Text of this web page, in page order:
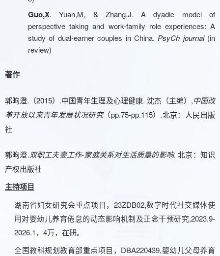
Guo,X. Yuan,M, & Zhang,J. A dyadic model of
perspective taking and work-family role experiences: A
study of dual-earner couples in China. PsyCh journal(in
review)
著作
郭昫澄.（2015） .中国青年生理及心理健康. 沈杰（主编） ,中国改
革开放以来青年发展状况研究（pp.75-pp.115） .北京：人民出版
社
郭昫澄.双职工夫妻工作-家庭关系对生活质量的影响. 北京：知识
产权出版社
主持项目
湖南省妇女研究会重点项目， 23ZDB02,数字时代社交媒体使
用对婴幼儿养育倦怠的动态影响机制及正念干预研究,2023.9-
2026.1，4万，在研。
全国教科规划教育部重点项目， DBA220439,婴幼儿父母养育